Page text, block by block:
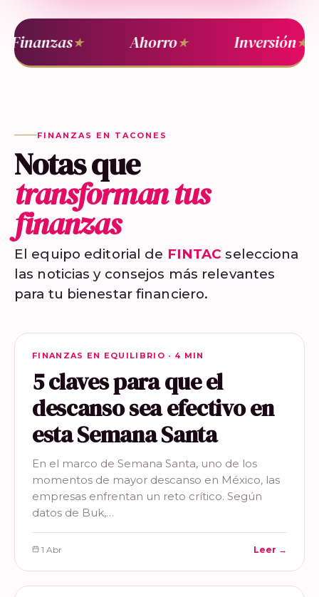
Finanzas★ Ahorro★ Inversión★
FINANZAS EN TACONES
Notas que
transforman tus
finanzas
El equipo editorial de FINTAC selecciona
las noticias y consejos más relevantes
para tu bienestar financiero.
FINANZAS EN EQUILIBRIO
FINANZAS EN EQUILIBRIO · 4 MIN
5 claves para que el
descanso sea efectivo en
esta Semana Santa
En el marco de Semana Santa, uno de los
momentos de mayor descanso en México, las
empresas enfrentan un reto crítico. Según
datos de Buk,…
1 Abr Leer →